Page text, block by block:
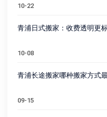
10-22
青浦日式搬家：收费透明更
10-08
青浦长途搬家哪种搬家方式
09-15